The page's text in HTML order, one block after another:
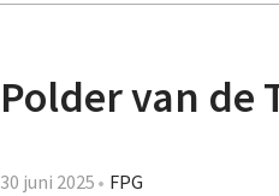
Polder van de
30 juni 2025 FPG